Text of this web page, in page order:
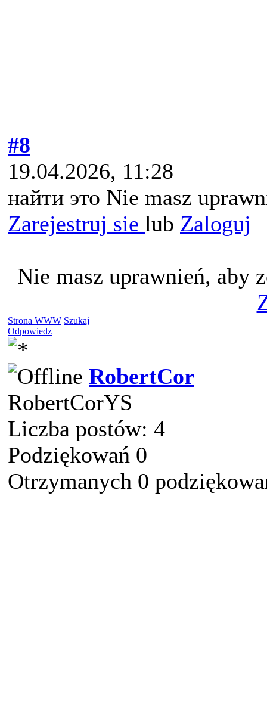
#8
19.04.2026, 11:28
найти это Nie masz
Zarejestruj sie lub Zaloguj
Nie masz uprawnień, aby
Strona WWW Szukaj
Odpowiedz
RobertCor
RobertCorYS
Liczba postów: 4
Podziękowań 0
Otrzymanych 0